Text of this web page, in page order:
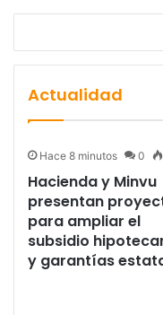
Actualidad
Hace 8 minutos 0
Hacienda y Minvu
presentan
para ampliar el
subsidio
y garantías